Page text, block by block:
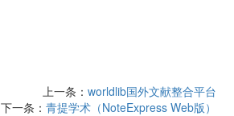
上一条： worldlib国外文献整合平台
下一条： 青提学术（NoteExpress Web版）